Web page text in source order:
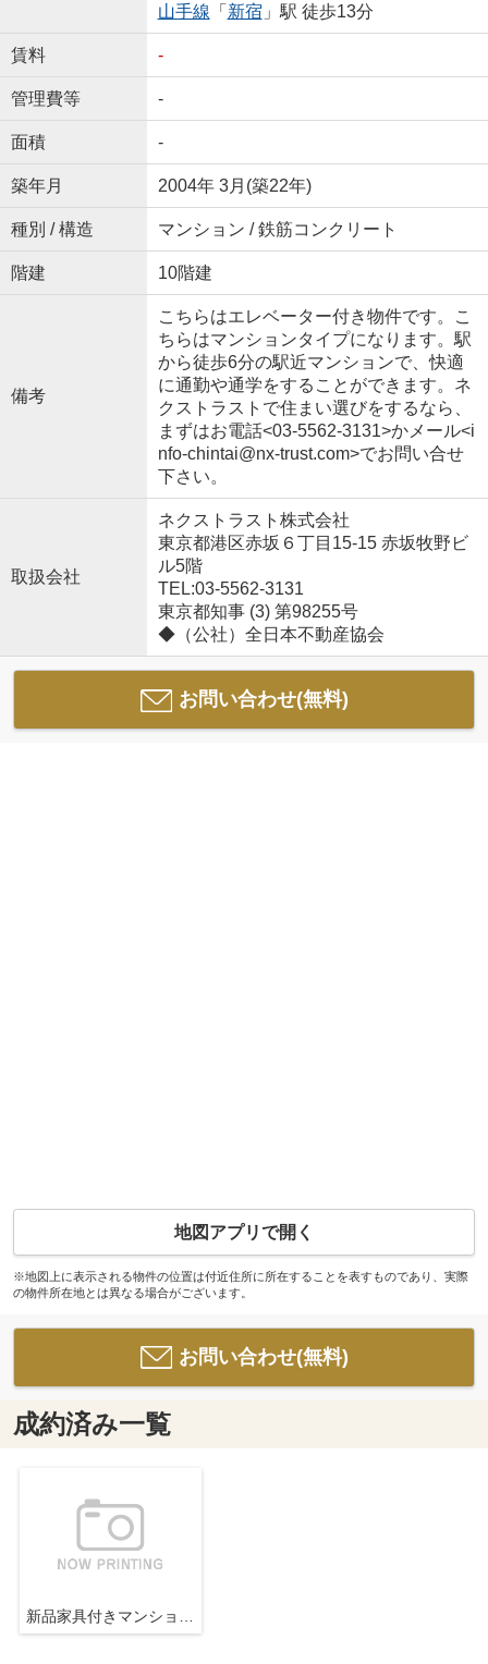
山手線 「 新宿 」駅 徒歩13分
賃料 -
管理費等 -
面積 -
築年月 2004年 3月(築22年)
種別 / 構造 マンション / 鉄筋コンクリート
階建 10階建
備考
こちらはエレベーター付き物件です。こ
ちらはマンションタイプになります。駅
から徒歩6分の駅近マンションで、快適
に通勤や通学をすることができます。ネ
クストラストで住まい選びをするなら、
まずはお電話<03-5562-3131>かメール<i
nfo-chintai@nx-trust.com>でお問い合せ
下さい。
取扱会社
ネクストラスト株式会社
東京都港区赤坂６丁目15-15 赤坂牧野ビ
ル5階
TEL:03-5562-3131
東京都知事 (3) 第98255号
◆（公社）全日本不動産協会
お問い合わせ(無料)
地図アプリで開く
※地図上に表示される物件の位置は付近住所に所在することを表すものであり、実際
の物件所在地とは異なる場合がございます。
お問い合わせ(無料)
成約済み一覧